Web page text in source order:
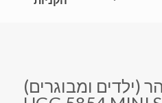
(ילדים ומבוגרים)